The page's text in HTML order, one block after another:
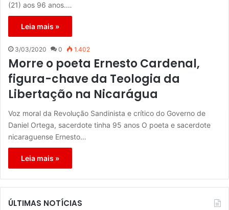
(21) aos 96 anos.…
Leia mais »
3/03/2020 0 1.402
Morre o poeta Ernesto Cardenal,
figura-chave da Teologia da
Libertação na Nicarágua
Voz moral da Revolução Sandinista e crítico do Governo de
Daniel Ortega, sacerdote tinha 95 anos O poeta e sacerdote
nicaraguense Ernesto…
Leia mais »
ÚLTIMAS NOTÍCIAS